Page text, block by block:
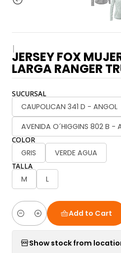
|
JERSEY FOX
LARGA RANGER
SUCURSAL
CAUPOLICAN 341 D - ANGOL
AVENIDA O´HIGGINS 802 B -
COLOR
GRIS VERDE AGUA
TALLA
M L
Quantity
Add to Cart
Show stock from